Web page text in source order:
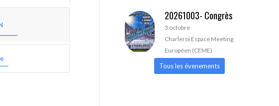
20261003- Congrès
3 octobre
Charleroi Espace Meeting
Européen (CEME)
Tous les évenements